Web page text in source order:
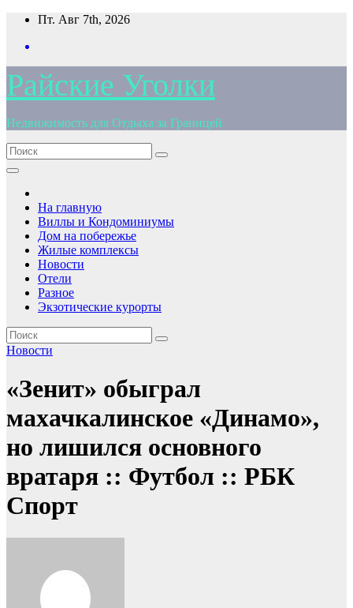
Перейти
содержимому
Пт. Авг 7th, 2026
Райские Уголки
Недвижимость для Отдыха за Границей
На главную
Виллы и Кондоминиумы
Дом на побережье
Жилые комплексы
Новости
Отели
Разное
Экзотические курорты
Новости
«Зенит» обыграл
махачкалинское «Динамо»,
но лишился основного
вратаря :: Футбол :: РБК
Спорт